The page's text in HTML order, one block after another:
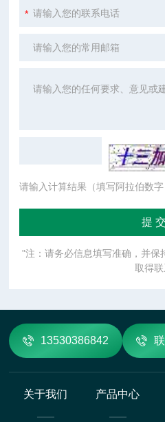
请输入计算结果（填写阿拉伯数
"注：请务必信息填写准确，并保
取得联
13530386842
关于我们 产品中心